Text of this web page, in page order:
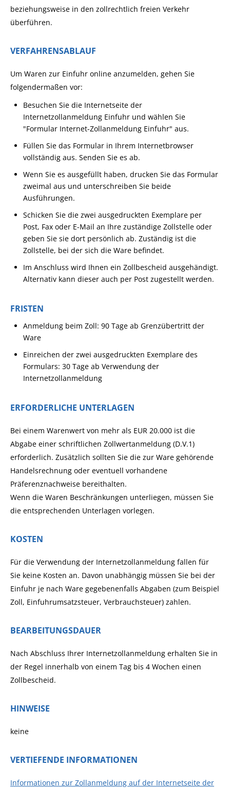
beziehungsweise in den zollrechtlich freien Verkehr
überführen.
VERFAHRENSABLAUF
Um Waren zur Einfuhr online anzumelden, gehen Sie
folgendermaßen vor:
Besuchen Sie die Internetseite der
Internetzollanmeldung Einfuhr und wählen Sie
"Formular Internet-Zollanmeldung Einfuhr" aus.
Füllen Sie das Formular in Ihrem Internetbrowser
vollständig aus. Senden Sie es ab.
Wenn Sie es ausgefüllt haben, drucken Sie das Formular
zweimal aus und unterschreiben Sie beide
Ausführungen.
Schicken Sie die zwei ausgedruckten Exemplare per
Post, Fax oder E-Mail an Ihre zuständige Zollstelle oder
geben Sie sie dort persönlich ab. Zuständig ist die
Zollstelle, bei der sich die Ware befindet.
Im Anschluss wird Ihnen ein Zollbescheid ausgehändigt.
Alternativ kann dieser auch per Post zugestellt werden.
FRISTEN
Anmeldung beim Zoll: 90 Tage ab Grenzübertritt der
Ware
Einreichen der zwei ausgedruckten Exemplare des
Formulars: 30 Tage ab Verwendung der
Internetzollanmeldung
ERFORDERLICHE UNTERLAGEN
Bei einem Warenwert von mehr als EUR 20.000 ist die
Abgabe einer schriftlichen Zollwertanmeldung (D.V.1)
erforderlich. Zusätzlich sollten Sie die zur Ware gehörende
Handelsrechnung oder eventuell vorhandene
Präferenznachweise bereithalten.
Wenn die Waren Beschränkungen unterliegen, müssen Sie
die entsprechenden Unterlagen vorlegen.
KOSTEN
Für die Verwendung der Internetzollanmeldung fallen für
Sie keine Kosten an. Davon unabhängig müssen Sie bei der
Einfuhr je nach Ware gegebenenfalls Abgaben (zum Beispiel
Zoll, Einfuhrumsatzsteuer, Verbrauchsteuer) zahlen.
BEARBEITUNGSDAUER
Nach Abschluss Ihrer Internetzollanmeldung erhalten Sie in
der Regel innerhalb von einem Tag bis 4 Wochen einen
Zollbescheid.
HINWEISE
keine
VERTIEFENDE INFORMATIONEN
Informationen zur Zollanmeldung auf der Internetseite der